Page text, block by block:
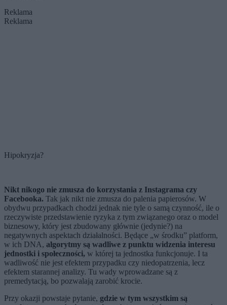
Reklama
Reklama
Hipokryzja?
Nikt nikogo nie zmusza do korzystania z Instagrama czy
Facebooka. Tak jak nikt nie zmusza do palenia papierosów. W
obydwu przypadkach chodzi jednak nie tyle o samą czynność, ile o
rzeczywiste przedstawienie ryzyka z tym związanego oraz o model
biznesowy, który jest zbudowany głównie (jedynie?) na
negatywnych aspektach działalności. Będące „w środku” platform,
w ich DNA, algorytmy są wadliwe z punktu widzenia interesu
jednostki i społeczności, w której ta jednostka funkcjonuje. I ta
wadliwość nie jest efektem przypadku czy niedopatrzenia, lecz
efektem starannej analizy. Tu wady wprowadzane są z
premedytacją, bo pozwalają zarobić krocie.
Przy okazji powstaje pytanie, gdzie w tym wszystkim są